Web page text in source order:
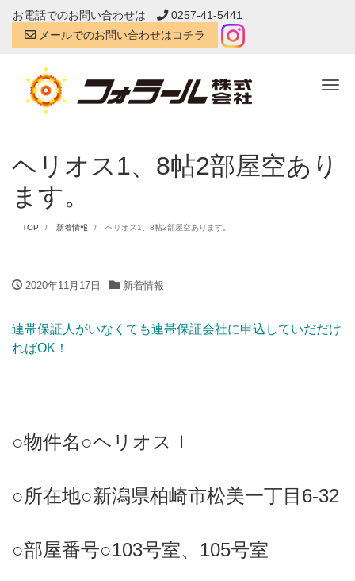
お電話でのお問い合わせは
0257-41-5441
メールでのお問い合わせはコチラ
ヘリオス1、8帖2部屋空あり
ます。
TOP 新着情報 ヘリオス1、8帖2部屋空あります。
2020年11月17日 新着情報
連帯保証人がいなくても連帯保証会社に申込していだだけ
ればOK！
○物件名○ヘリオスＩ
○所在地○新潟県柏崎市松美一丁目6-32
○部屋番号○103号室、105号室